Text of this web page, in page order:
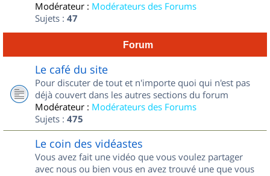
Modérateur : Modérateurs des Forums
Sujets : 47
Forum
Le café du site
Pour discuter de tout et n'importe quoi qui n'est pas
déjà couvert dans les autres sections du forum
Modérateur : Modérateurs des Forums
Sujets : 475
Le coin des vidéastes
Vous avez fait une vidéo que vous voulez partager
avec nous ou bien vous en avez trouvé une que vous